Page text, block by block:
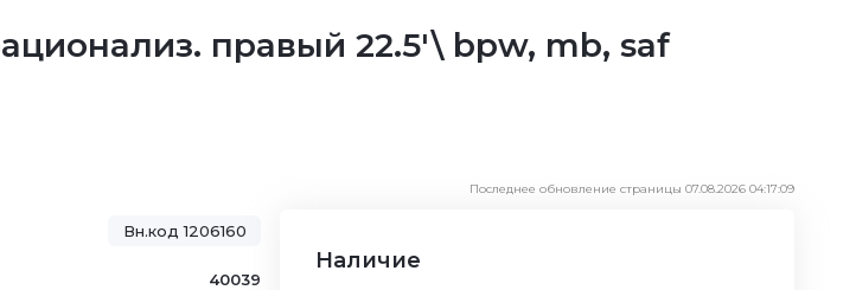
правый 22.5'\ bpw, mb, saf
Последнее обновление страницы 07.08.2026 04:17:09
Вн.код 1206160
40039
Наличие